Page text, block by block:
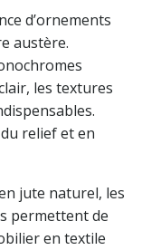
d’ornements
austère.
les textures
relief et en
jute naturel, les
permettent de
en textile